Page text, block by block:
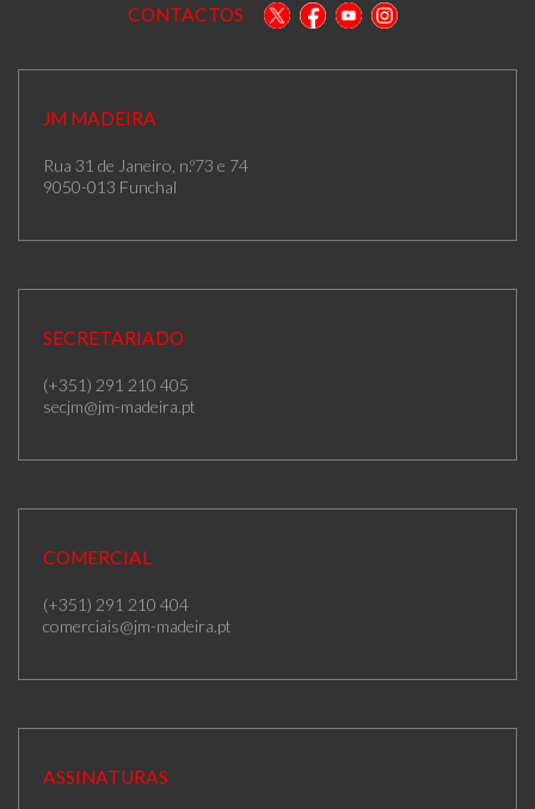
CONTACTOS
JM MADEIRA
Rua 31 de Janeiro, n.º73 e 74
9050-013 Funchal
SECRETARIADO
(+351) 291 210 405
secjm@jm-madeira.pt
COMERCIAL
(+351) 291 210 404
comerciais@jm-madeira.pt
ASSINATURAS